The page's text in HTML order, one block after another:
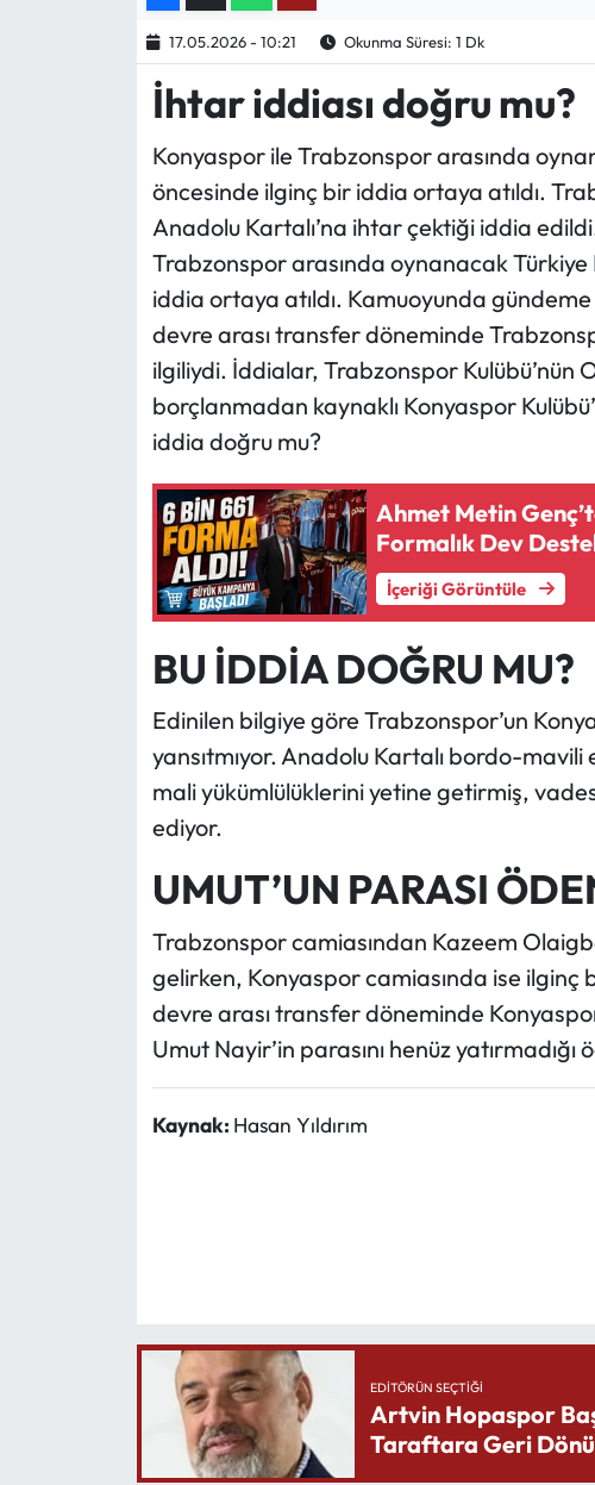
17.05.2026 - 10:21 Okunma Süresi: 1 Dk
İhtar iddiası doğru mu?
Konyaspor ile Trabzonspor arasında
öncesinde ilginç bir iddia ortaya atıldı.
Anadolu Kartalı’na ihtar çektiği iddia
Trabzonspor arasında oynanacak Türkiye
iddia ortaya atıldı. Kamuoyunda
devre arası transfer döneminde
ilgiliydi. İddialar, Trabzonspor
borçlanmadan kaynaklı Konyaspor
iddia doğru mu?
Ahmet Metin
Formalık Dev
İçeriği Görüntüle
BU İDDİA DOĞRU MU?
Edinilen bilgiye göre Trabzonspor’un
yansıtmıyor. Anadolu Kartalı bordo-
mali yükümlülüklerini yetine getirmiş,
ediyor.
UMUT’UN PARASI
Trabzonspor camiasından Kazeem
gelirken, Konyaspor camiasında ise ilginç
devre arası transfer döneminde
Umut Nayir’in parasını henüz yatırmadığı
Kaynak: Hasan Yıldırım
EDITÖRÜN SEÇTIĞI
Artvin Hopaspor
Taraftara Geri
Mektup Galeri
Köşe Yazıları
Karikatür Galeri
ASTROLOJİ
Mektup Galeri